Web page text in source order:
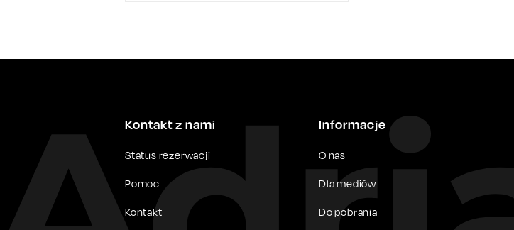
Kontakt z nami
Status rezerwacji
Pomoc
Kontakt
Informacje
O nas
Dla mediów
Do pobrania